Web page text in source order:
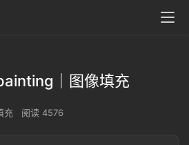
｜图像填充
充 阅读 4576